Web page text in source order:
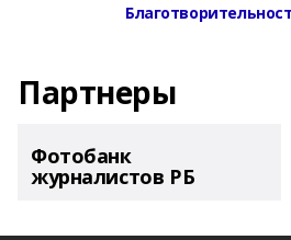
Партнеры
Фотобанк
журналистов РБ